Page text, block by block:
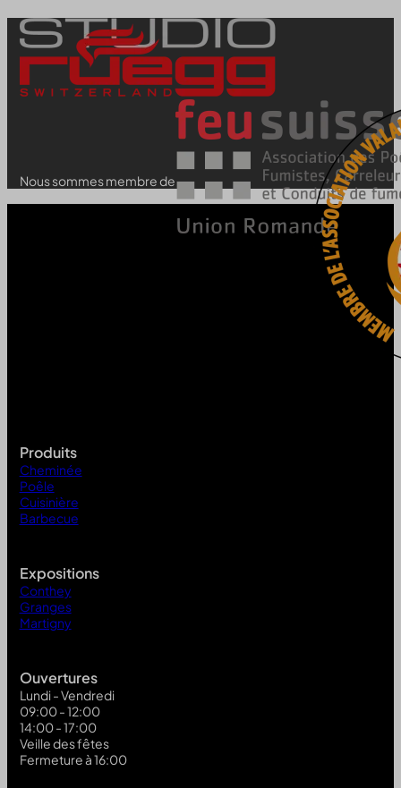
Nous sommes membre de
Produits
Cheminée
Poêle
Cuisinière
Barbecue
Expositions
Conthey
Granges
Martigny
Ouvertures
Lundi - Vendredi
09:00 - 12:00
14:00 - 17:00
Veille des fêtes
Fermeture à 16:00